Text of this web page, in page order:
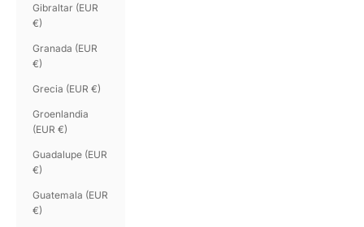
Gibraltar (EUR
€)
Granada (EUR
€)
Grecia (EUR €)
Groenlandia
(EUR €)
Guadalupe (EUR
€)
Guatemala (EUR
€)